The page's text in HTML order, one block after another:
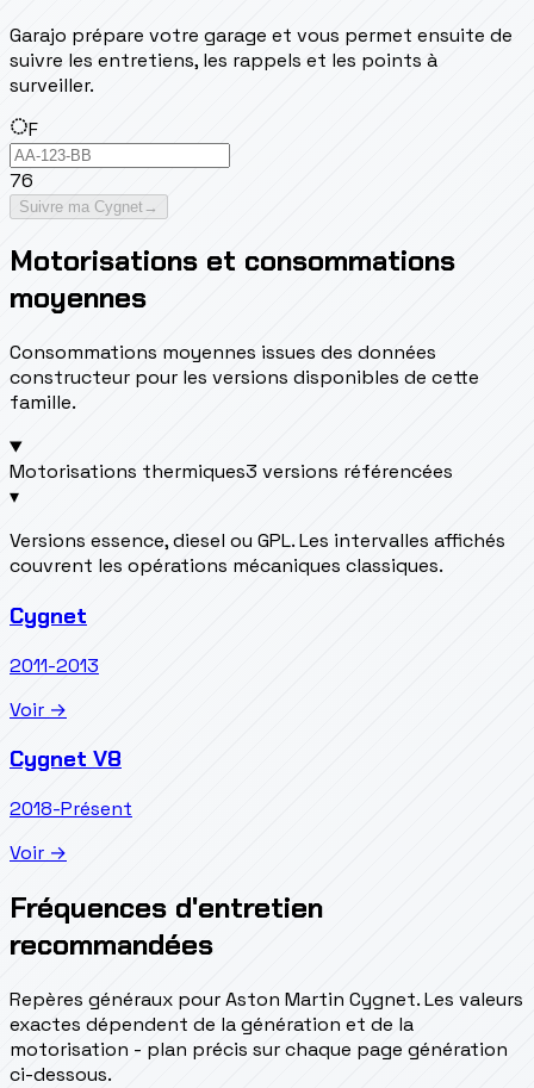
Garajo prépare votre garage et vous permet ensuite de
suivre les entretiens, les rappels et les points à
surveiller.
F
76
Suivre ma Cygnet →
Motorisations et consommations
moyennes
Consommations moyennes issues des données
constructeur pour les versions disponibles de cette
famille.
Motorisations thermiques3 versions référencées
▾
Versions essence, diesel ou GPL. Les intervalles affichés
couvrent les opérations mécaniques classiques.
Cygnet
2011-2013
Voir →
Cygnet V8
2018-Présent
Voir →
Fréquences d'entretien
recommandées
Repères généraux pour Aston Martin Cygnet. Les valeurs
exactes dépendent de la génération et de la
motorisation - plan précis sur chaque page génération
ci-dessous.